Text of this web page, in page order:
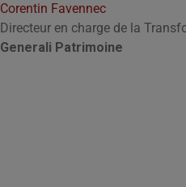
Corentin Favennec
Directeur en charge de la
Generali Patrimoine